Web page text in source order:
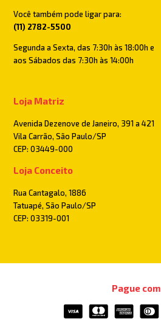
Você também pode ligar para:
(11) 2782-5500
Segunda a Sexta, das 7:30h às 18:00h e
aos Sábados das 7:30h às 14:00h
Loja Matriz
Avenida Dezenove de Janeiro, 391 a 421
Vila Carrão, São Paulo/SP
CEP: 03449-000
Loja Conceito
Rua Cantagalo, 1886
Tatuapé, São Paulo/SP
CEP: 03319-001
Pague com